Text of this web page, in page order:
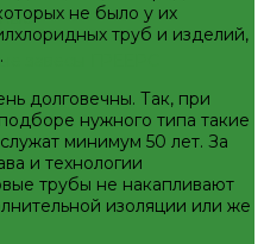
завесы ГРЕЕРС
не было у их
труб и изделий,
долговечны. Так, при
нужного типа такие
минимум 50 лет. За
и технологии
трубы не накапливают
изоляции или же